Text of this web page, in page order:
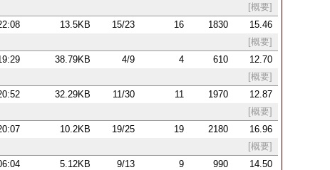
[概要]
13.5KB 15/23 16 1830
15.46
[概要]
38.79KB 4/9 4 610
12.70
[概要]
32.29KB 11/30 11 1970
12.87
[概要]
10.2KB 19/25 19 2180
16.96
[概要]
5.12KB 9/13 9 990
14.50